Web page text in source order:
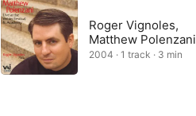
Roger Vignoles,
Matthew Polenzani
2004 · 1 track · 3 min